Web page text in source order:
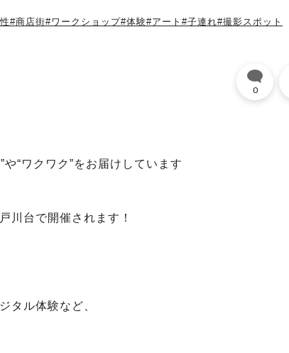
#商店街#ワークショップ#体験#アート #子連れ#撮影スポット
0
“ワクワク”をお届けしています
川台で開催されます！
タル体験など、